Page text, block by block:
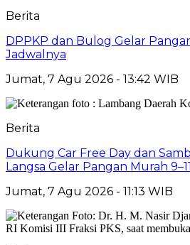
Berita
DPPKP dan Bulog Gelar
Jadwalnya
Jumat, 7 Agu 2026 - 13:42 WIB
Berita
Dukung Car Free Day dan
Langsa Gelar Pangan Murah
Jumat, 7 Agu 2026 - 11:13 WIB